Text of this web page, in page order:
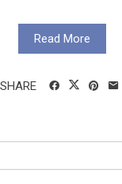
Read More
SHARE